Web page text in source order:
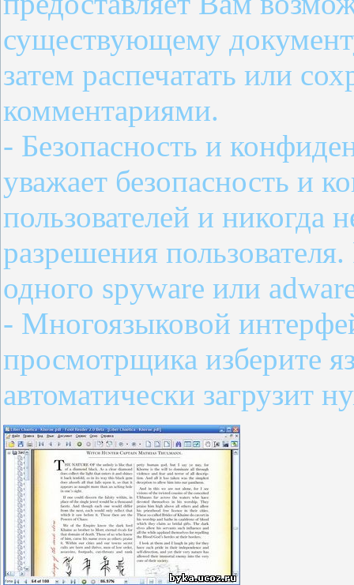
существующему
затем распечатать или
комментариями.
- Безопасность и
уважает безопасность и
пользователей и никогда
разрешения
одного spyware или
- Многоязыковой
просмотрщика изберите
автоматически загрузит